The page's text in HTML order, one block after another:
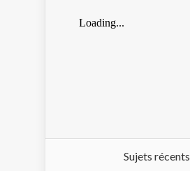
Sujets récents